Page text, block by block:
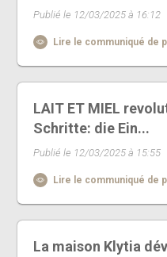
Publié le 12/03/2025 à 16:12
Lire le communiqué de
LAIT ET MIEL
Schritte: die Ein...
Publié le 12/03/2025 à 15:55
Lire le communiqué de
La maison Klytia